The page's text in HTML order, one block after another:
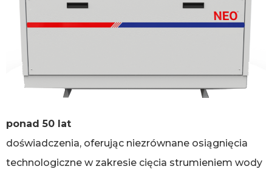
ponad 50 lat
doświadczenia, oferując niezrównane osiągnięcia
technologiczne w zakresie cięcia strumieniem wody